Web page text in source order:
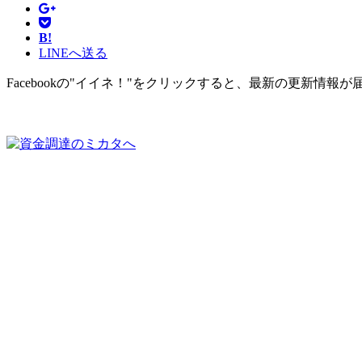
B!
LINEへ送る
Facebookの"イイネ！"をクリックすると、最新の更新情報が